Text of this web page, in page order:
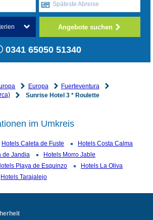
Späteste Abreise
Angebote suchen
0341 65050 51340
Europa
Fuerteventura
Sunrise Hotel 3 * Roulette
im Umkreis
Hotels Caleta de Fuste
Hotels Costa Calma
de Jandia
Hotels Morro Jable
Playa de Esquinzo
Hotels La Oliva
Hotels Tarajalejo